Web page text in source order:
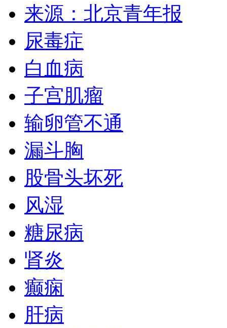
来源：北京青年报
尿毒症
白血病
子宫肌瘤
输卵管不通
漏斗胸
股骨头坏死
风湿
糖尿病
肾炎
癫痫
肝病